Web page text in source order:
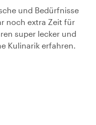
und Bedürfnisse
noch extra Zeit für
super lecker und
Kulinarik erfahren.